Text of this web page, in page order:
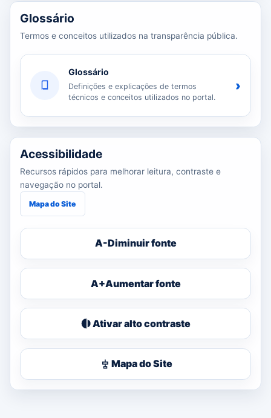
Glossário
Termos e conceitos utilizados na transparência pública.
Glossário
Definições e explicações de termos
técnicos e conceitos utilizados no portal.
›
Acessibilidade
Recursos rápidos para melhorar leitura, contraste e
navegação no portal.
Mapa do Site
A-Diminuir fonte
A+Aumentar fonte
Ativar alto contraste
Mapa do Site